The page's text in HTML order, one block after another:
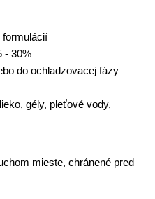
- 30%
do ochladzovacej fázy
gély, pleťové vody,
mieste, chránené pred